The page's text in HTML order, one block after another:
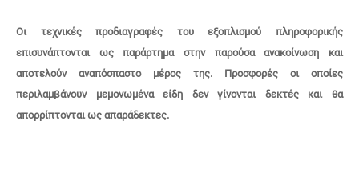
Οι τεχνικές προδιαγραφές του εξοπλισμού πληροφορικής
επισυνάπτονται ως παράρτημα στην παρούσα ανακοίνωση και
αποτελούν αναπόσπαστο μέρος της. Προσφορές οι οποίες
περιλαμβάνουν μεμονωμένα είδη δεν γίνονται δεκτές και θα
απορρίπτονται ως απαράδεκτες.